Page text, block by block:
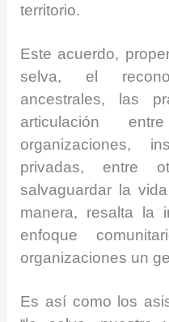
territorio.
Este acuerdo,
selva, el
ancestrales, las
articulación
organizaciones,
privadas, entre
salvaguardar la
manera, resalta la
enfoque
organizaciones un
Es así como los